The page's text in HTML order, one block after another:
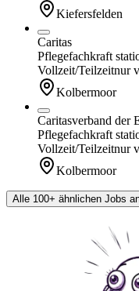
Kiefersfelden
Caritas
Pflegefachkraft
Vollzeit/Teilzeitnur
Kolbermoor
Caritasverband der
Pflegefachkraft
Vollzeit/Teilzeitnur
Kolbermoor
Alle 100+ ähnlichen Jobs